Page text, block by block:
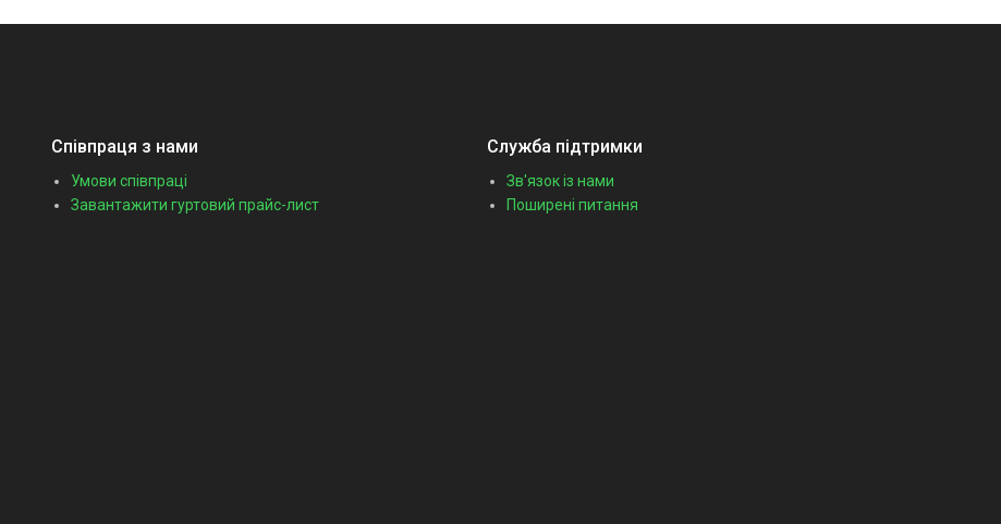
Співпраця з нами
Умови співпраці
Завантажити гуртовий прайс-лист
Служба підтримки
Зв'язок із нами
Поширені питання